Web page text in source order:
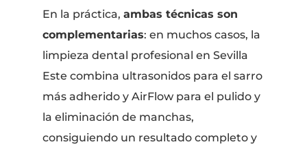
En la práctica,ambas técnicas son
complementarias: en muchos casos, la
limpieza dental profesional en Sevilla
Este combina ultrasonidos para el sarro
más adherido y AirFlow para el pulido y
la eliminación de manchas,
consiguiendo un resultado completo y